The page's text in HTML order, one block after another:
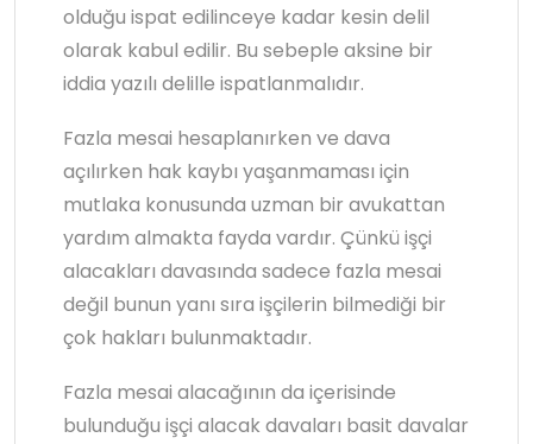
olduğu ispat edilinceye kadar kesin delil
olarak kabul edilir. Bu sebeple aksine bir
iddia yazılı delille ispatlanmalıdır.
Fazla mesai hesaplanırken ve dava
açılırken hak kaybı yaşanmaması için
mutlaka konusunda uzman bir avukattan
yardım almakta fayda vardır. Çünkü işçi
alacakları davasında sadece fazla mesai
değil bunun yanı sıra işçilerin bilmediği bir
çok hakları bulunmaktadır.
Fazla mesai alacağının da içerisinde
bulunduğu işçi alacak davaları basit davalar